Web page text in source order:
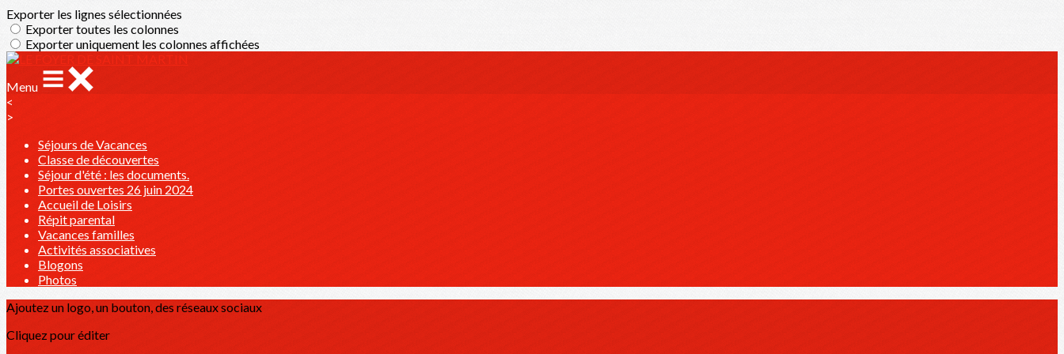
Exporter les lignes sélectionnées
Exporter toutes les colonnes
Exporter uniquement les colonnes affichées
Menu
<
>
Séjours de Vacances
Classe de découvertes
Séjour d'été : les documents.
Portes ouvertes 26 juin 2024
Accueil de Loisirs
Répit parental
Vacances familles
Activités associatives
Blogons
Photos
Ajoutez un logo, un bouton, des réseaux sociaux
Cliquez pour éditer